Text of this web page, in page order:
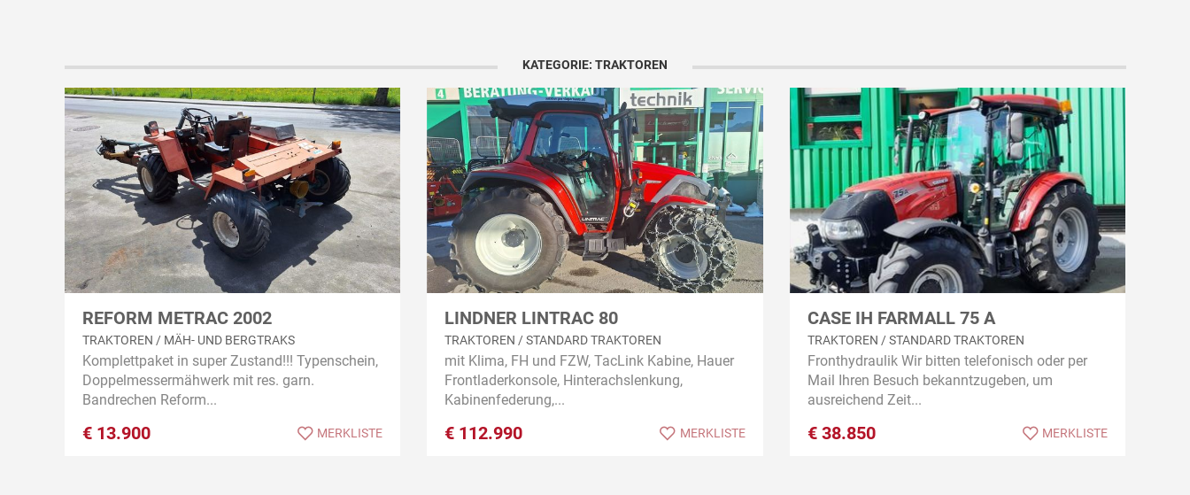
KATEGORIE: TRAKTOREN
REFORM METRAC 2002
TRAKTOREN / MÄH- UND BERGTRAKS
Komplettpaket in super Zustand!!! Typenschein,
Doppelmessermähwerk mit res. garn.
Bandrechen Reform...
€ 13.900 MERKLISTE
LINDNER LINTRAC 80
TRAKTOREN / STANDARD TRAKTOREN
mit Klima, FH und FZW, TacLink Kabine, Hauer
Frontladerkonsole, Hinterachslenkung,
Kabinenfederung,...
€ 112.990 MERKLISTE
CASE IH FARMALL 75 A
TRAKTOREN / STANDARD TRAKTOREN
Fronthydraulik Wir bitten telefonisch oder per
Mail Ihren Besuch bekanntzugeben, um
ausreichend Zeit...
€ 38.850 MERKLISTE